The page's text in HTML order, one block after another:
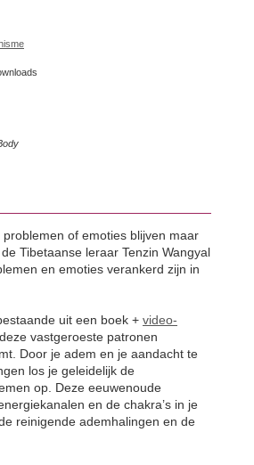
of emoties blijven maar
Tibetaanse leraar Tenzin Wangyal
en emoties verankerd zijn in
uit een boek + video-
vastgeroeste patronen
Door je adem en je aandacht te
los je geleidelijk de
op. Deze eeuwenoude
en de chakra’s in je
reinigende ademhalingen en de